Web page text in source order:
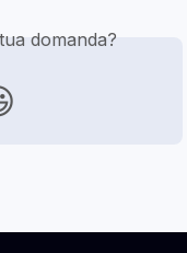
domanda?